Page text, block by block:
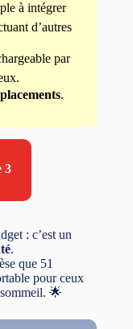
à intégrer
d’autres
par
.
3
: c’est un
.
que 51
pour ceux
🌟